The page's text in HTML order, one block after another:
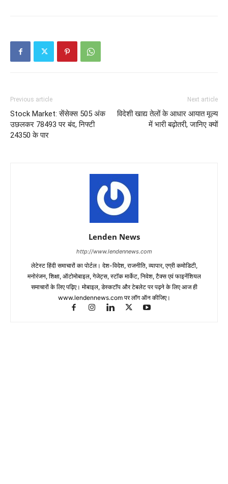
Previous article
Stock Market: सेंसेक्स 505 अंक
उछलकर 78493 पर बंद, निफ्टी
24350 के पार
Next article
विदेशी खाद्य तेलों के आधार आयात मूल्य
में भारी बढ़ोतरी, जानिए क्यों
Lenden News
http://www.lendennews.com
लेटेस्ट हिंदी समाचारों का पोर्टल। देश-विदेश, राजनीति, व्यापार, एग्री कमोडिटी,
मनोरंजन, शिक्षा, ऑटोमोबाइल, गेजेट्स, स्टॉक मार्केट, निवेश, टैक्स एवं फाइनेंशियल
समाचारों के लिए पढ़िए। मोबाइल, डेस्कटॉप और टेबलेट पर पढ़ने के लिए आज ही
www.lendennews.com पर लॉग ऑन कीजिए।